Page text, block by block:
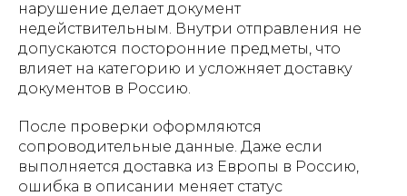
нарушение делает документ
недействительным. Внутри отправления не
допускаются посторонние предметы, что
влияет на категорию и усложняет доставку
документов в Россию.
После проверки оформляются
сопроводительные данные. Даже если
выполняется доставка из Европы в Россию,
ошибка в описании меняет статус